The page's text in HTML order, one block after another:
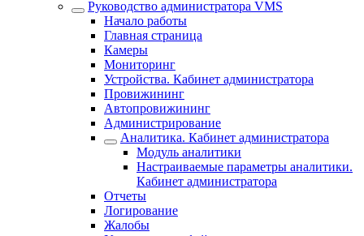
Руководство администратора VMS
Начало работы
Главная страница
Камеры
Мониторинг
Устройства. Кабинет администратора
Провижининг
Автопровижининг
Администрирование
Аналитика. Кабинет администратора
Модуль аналитики
Настраиваемые параметры аналитики.
Кабинет администратора
Отчеты
Логирование
Жалобы